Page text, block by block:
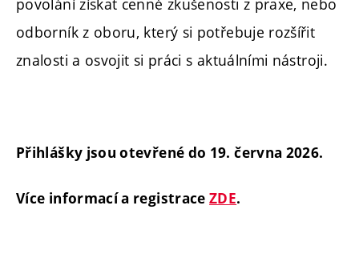
odborník z oboru, který si potřebuje rozšířit
znalosti a osvojit si práci s aktuálními nástroji.
Přihlášky jsou otevřené do 19. června 2026.
Více informací a registraceZDE.